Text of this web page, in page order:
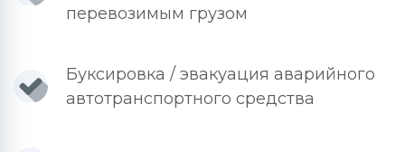
перевозимым грузом
Буксировка / эвакуация аварийного
автотранспортного средства